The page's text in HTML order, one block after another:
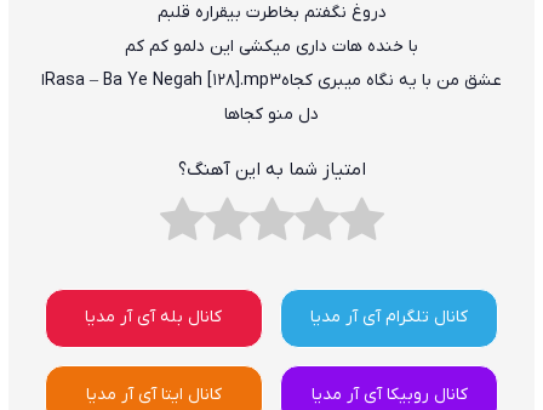
دروغ نگفتم بخاطرت بیقراره قلبم
با خنده هات داری میکشی این دلمو کم کم
عشق من با یه نگاه میبری کجاهRasa – Ba Ye Negah [128].mp3ا
دل منو کجاها
امتیاز شما به این آهنگ؟
کانال تلگرام آی آر مدیا کانال بله آی آر مدیا
کانال روبیکا آی آر مدیا کانال ایتا آی آر مدیا